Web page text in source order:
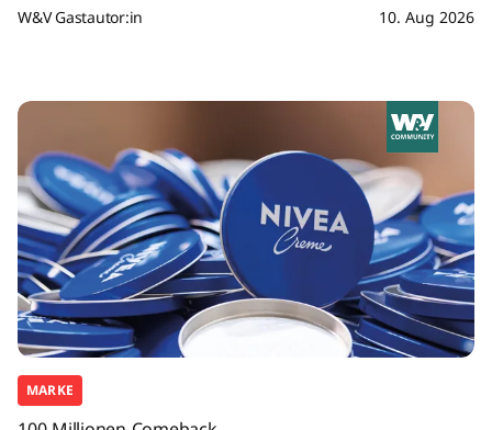
W&V Gastautor:in 10. Aug 2026
MARKE